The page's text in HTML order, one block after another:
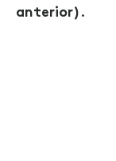
anterior) .